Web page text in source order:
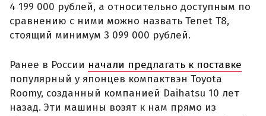
4 199 000 рублей, а относительно доступным по
сравнению с ними можно назвать Tenet T8,
стоящий минимум 3 099 000 рублей.
Ранее в России начали предлагать к поставке
популярный у японцев компактвэн Toyota
Roomy, созданный компанией Daihatsu 10 лет
назад. Эти машины возят к нам прямо из